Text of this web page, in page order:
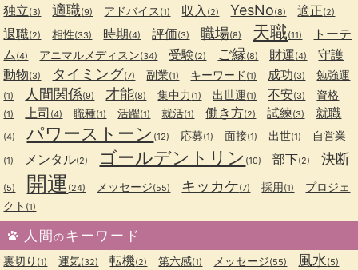
独立(3) 適職(9) アドバイス (1) 収入 (2) YesNo(8) 適正(2)
退職(2) 相性(33) 時期(4) 評価(3) 職場(8) 天職(11)
トーテ
ム (4) アニマルメディスン(34) 受験(2) ご縁(8) 財運(4)
守護
動物(3) タイミング(7) 副業(1) キーワード (1) 成功(3) 勉強運
(1) 人間関係(9) 才能(8) 集中力 (1) 出世運(1) 不安(3) 資格
(1) 上司 (4) 職種(1) 活躍(1) 就活(1) 働き方(2) 試練(3) 就職
(4) パワーストーン (12) 応募(1) 面接(1) 出世(1) 自営業
(1) メンタル(2) ゴールデントリン (10) 部下(2) 決断
(5) 開運 (24) メッセージ(55) キッカケ(7) 採用(1)
プロジェ
クト (1)
人間のキーワード
裏切り (1) 運気(32) 転機(2) 第六感(1) メッセージ(55) 風水(5)